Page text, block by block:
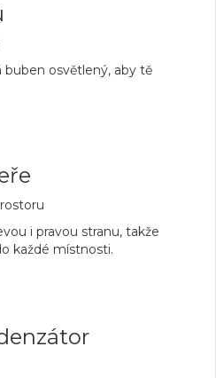
osvětlený, aby tě
i pravou stranu, takže
každé místnosti.